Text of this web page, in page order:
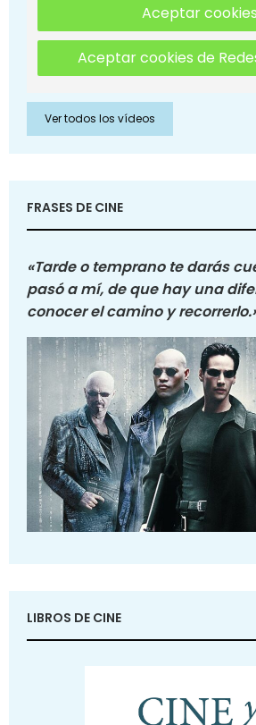
Aceptar cookies
Aceptar cookies de
Ver todos los vídeos
FRASES DE CINE
«Tarde o temprano te darás
pasó a mí, de que hay una
conocer el camino y
LIBROS DE CINE